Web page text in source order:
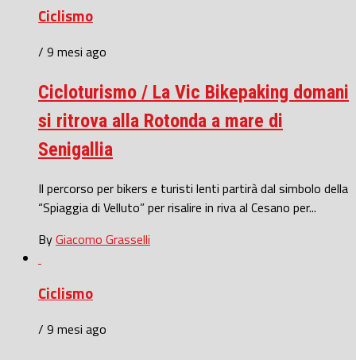
Ciclismo
/ 9 mesi ago
Cicloturismo / La Vic Bikepaking domani
si ritrova alla Rotonda a mare di
Senigallia
Il percorso per bikers e turisti lenti partirà dal simbolo della
“Spiaggia di Velluto” per risalire in riva al Cesano per...
ByGiacomo Grasselli
Ciclismo
/ 9 mesi ago